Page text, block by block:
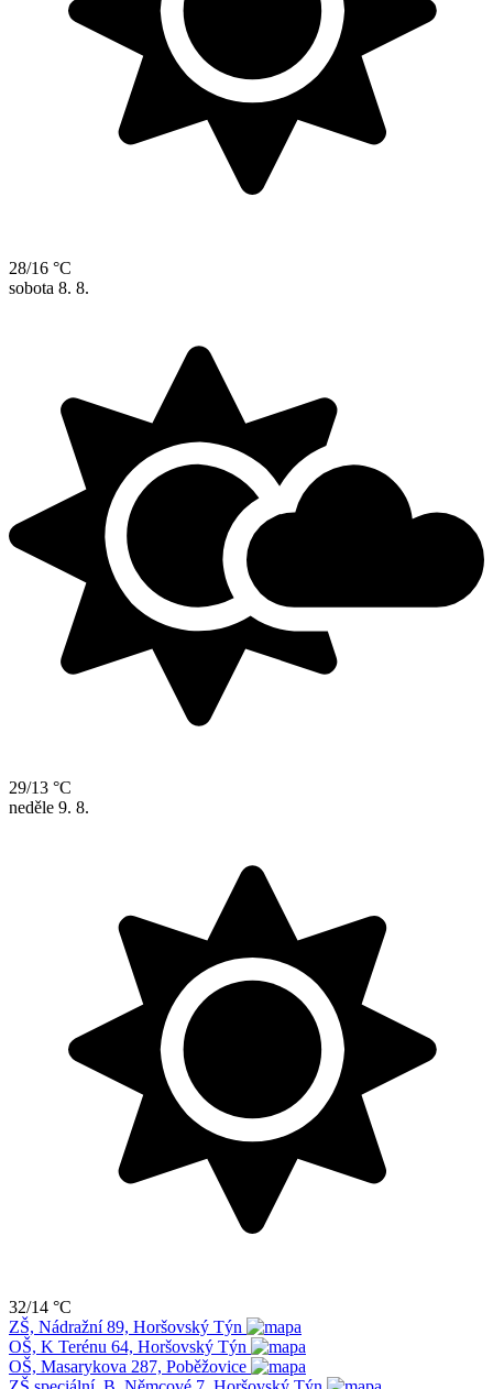
28/16 °C
sobota 8. 8.
29/13 °C
neděle 9. 8.
32/14 °C
ZŠ, Nádražní 89, Horšovský Týn
OŠ, K Terénu 64, Horšovský Týn
OŠ, Masarykova 287, Poběžovice